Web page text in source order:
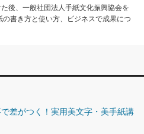
後、一般社団法人手紙文化振興協会を
書き方と使い方、ビジネスで成果につ
で差がつく！実用美文字・美手紙講